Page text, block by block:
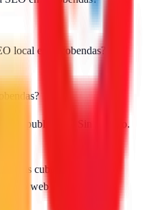
local en Alcobendas?
?
publicadas. Sin registro.
cubiertas
web